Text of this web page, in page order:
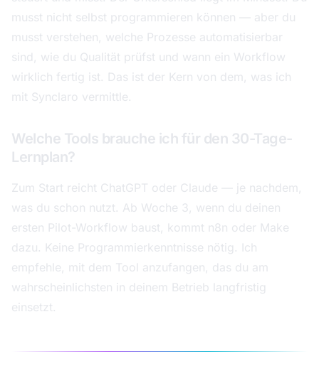
musst nicht selbst programmieren können — aber du
musst verstehen, welche Prozesse automatisierbar
sind, wie du Qualität prüfst und wann ein Workflow
wirklich fertig ist. Das ist der Kern von dem, was ich
mit Synclaro vermittle.
Welche Tools brauche ich für den 30-Tage-
Lernplan?
Zum Start reicht ChatGPT oder Claude — je nachdem,
was du schon nutzt. Ab Woche 3, wenn du deinen
ersten Pilot-Workflow baust, kommt n8n oder Make
dazu. Keine Programmierkenntnisse nötig. Ich
empfehle, mit dem Tool anzufangen, das du am
wahrscheinlichsten in deinem Betrieb langfristig
einsetzt.